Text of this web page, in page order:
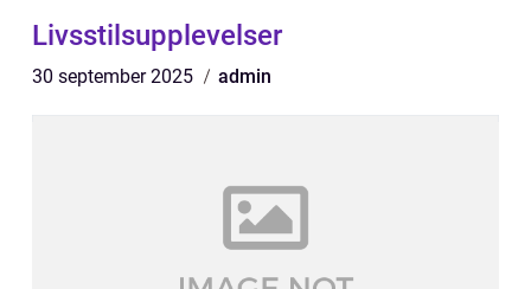
Livsstilsupplevelser
30 september 2025 admin